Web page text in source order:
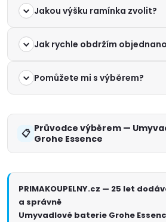
Jakou výšku ramínka zvolit?
Jak rychle obdržím
Pomůžete mi s výběrem?
Průvodce výběrem —
Grohe Essence
PRIMAKOUPELNY.cz — 25 let
a správně
Umyvadlové baterie Grohe